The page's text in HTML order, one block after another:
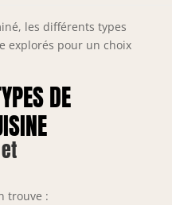
les différents types
explorés pour un choix
DE
trouve :